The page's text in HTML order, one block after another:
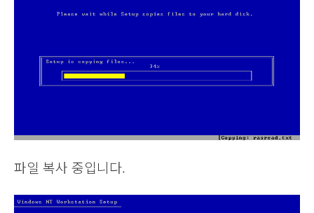
파일 복사 중입니다.